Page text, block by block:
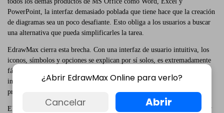
PowerPoint, la interfaz demasiado poblada que tiene hace que la creación
de diagramas sea un poco desafiante. Esto obliga a los usuarios a buscar
una alternativa que pueda simplificarles la tarea.
EdrawMax cierra esta brecha. Con una interfaz de usuario intuitiva, los
iconos, símbolos y opciones se explican por sí solos, es extremadamente
fácil dibujar los diagramas en la aplicación. No solo esto, Edraw Max
incluso hace que sea más fácil para los usuarios exportar los dibujos a
productos de MS Office, por ejemplo, PowerPoint.
El siguiente proceso explica cómo dibujar un diagrama en Edraw Max y
¿Abrir EdrawMax Online para verlo?
Cancelar Abrir